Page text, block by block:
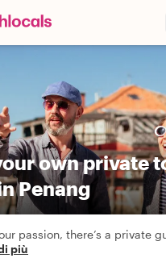
own private
Penang
passion, there’s a private
più